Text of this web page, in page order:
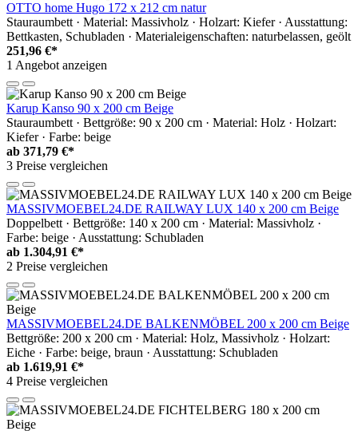
OTTO home Hugo 172 x 212 cm natur
Stauraumbett · Material: Massivholz · Holzart: Kiefer · Ausstattung:
Bettkasten, Schubladen · Materialeigenschaften: naturbelassen, geölt
251,96 €*
1 Angebot anzeigen
Karup Kanso 90 x 200 cm Beige
Stauraumbett · Bettgröße: 90 x 200 cm · Material: Holz · Holzart:
Kiefer · Farbe: beige
ab 371,79 €*
3 Preise vergleichen
MASSIVMOEBEL24.DE RAILWAY LUX 140 x 200 cm Beige
Doppelbett · Bettgröße: 140 x 200 cm · Material: Massivholz ·
Farbe: beige · Ausstattung: Schubladen
ab 1.304,91 €*
2 Preise vergleichen
MASSIVMOEBEL24.DE BALKENMÖBEL 200 x 200 cm Beige
Bettgröße: 200 x 200 cm · Material: Holz, Massivholz · Holzart:
Eiche · Farbe: beige, braun · Ausstattung: Schubladen
ab 1.619,91 €*
4 Preise vergleichen